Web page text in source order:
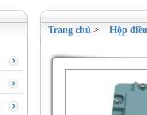
Trang chủ > Hộp